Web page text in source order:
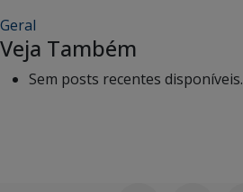
Geral
Veja Também
Sem posts recentes disponíveis.